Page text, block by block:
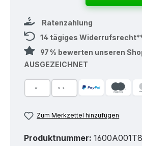
Ratenzahlung
14 tägiges
97 % bewerten unseren
AUSGEZEICHNET
Zum Merkzettel hinzufügen
Produktnummer: 1600A001T8